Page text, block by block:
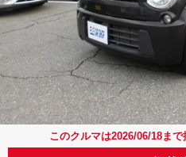
このクルマは2026/06/18まで